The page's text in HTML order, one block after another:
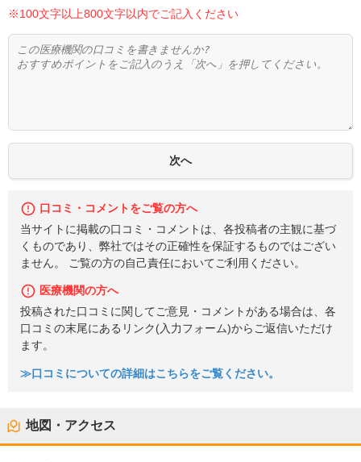
※100文字以上800文字以内でご記入ください
口コミ・コメントをご覧の方へ
当サイトに掲載の口コミ・コメントは、各投稿者の主観に基づ
くものであり、弊社ではその正確性を保証するものではござい
ません。 ご覧の方の自己責任においてご利用ください。
医療機関の方へ
投稿された口コミに関してご意見・コメントがある場合は、各
口コミの末尾にあるリンク(入力フォーム)からご返信いただけ
ます。
≫口コミについての詳細はこちらをご覧ください。
地図・アクセス